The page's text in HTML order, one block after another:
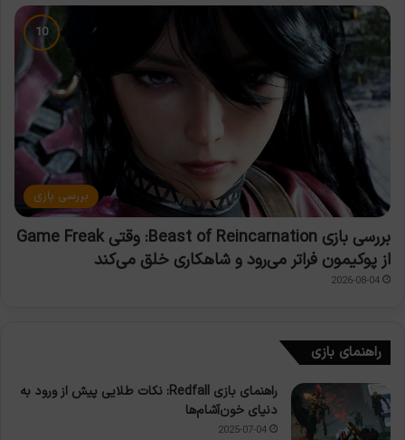
بررسی بازی
بررسی بازی Beast of Reincarnation: وقتی Game Freak
از پوکیمون فراتر می‌رود و شاهکاری خلق می‌کند
2026-08-04
راهنمای بازی
راهنمای بازی Redfall: نکات طلایی پیش از ورود به
دنیای خون‌آشام‌ها
2025-07-04